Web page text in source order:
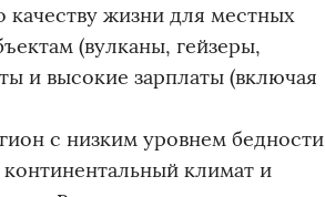
жизни для местных
(вулканы, гейзеры,
и высокие зарплаты (включая
с низким уровнем бедности
климат и